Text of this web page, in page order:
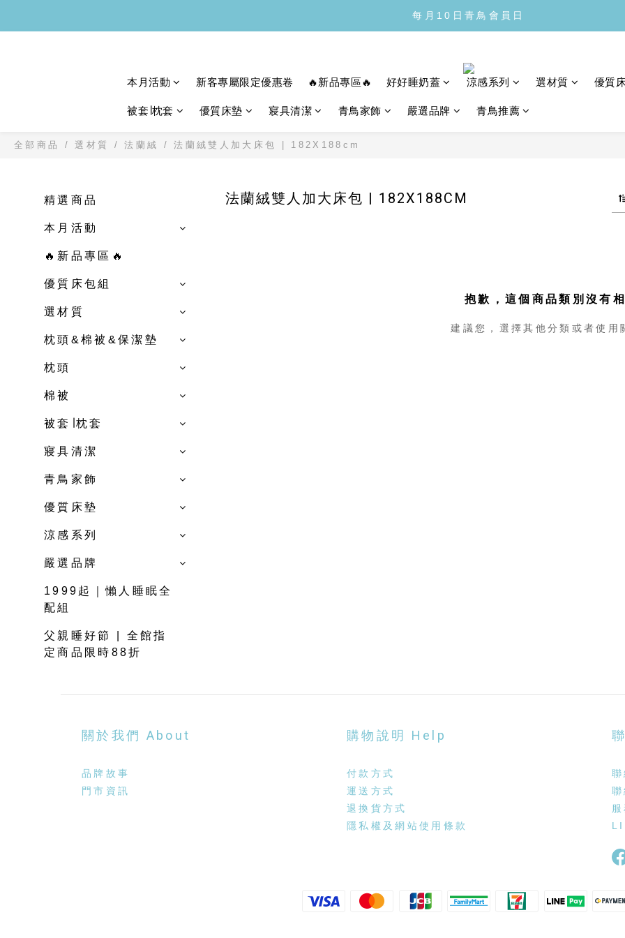
每月10日青鳥會員日
每月10日青鳥會員日
每月10日青鳥會員日
本月活動 新客專屬限定優惠卷 🔥新品專區🔥 好好睡奶蓋 涼感系列 選材質 優質
被套∣枕套 優質床墊 寢具清潔 青鳥家飾 嚴選品牌 青鳥推薦
全部商品 /選材質 /法蘭絨 /法蘭絨雙人加大床包 | 182X188cm
精選商品
本月活動
🔥新品專區🔥
優質床包組
選材質
枕頭&棉被&保潔墊
枕頭
棉被
被套∣枕套
寢具清潔
青鳥家飾
優質床墊
涼感系列
嚴選品牌
1999起｜懶人睡眠全
配組
父親睡好節 | 全館指
定商品限時88折
法蘭絨雙人加大床包 | 182X188CM
抱歉，這個商品類別沒有
建議您，選擇其他分類或者使用
關於我們 About
品牌故事
門市資訊
購物說明 Help
付款方式
運送方式
退換貨方式
隱私權及網站使用條款